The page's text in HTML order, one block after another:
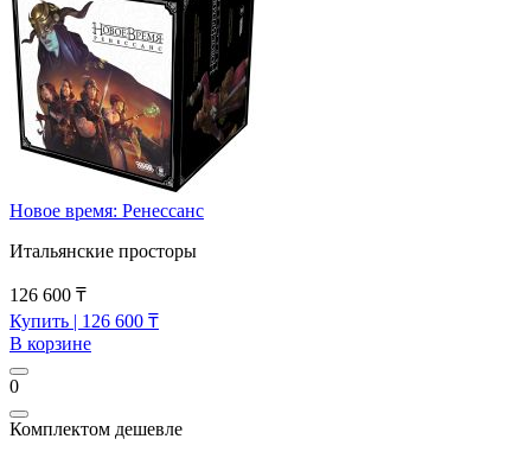
Новое время: Ренессанс
Итальянские просторы
126 600 ₸
Купить | 126 600 ₸
В корзине
0
Комплектом дешевле